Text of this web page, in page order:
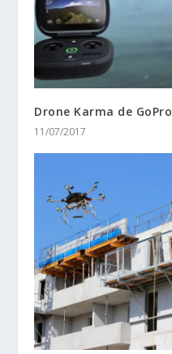
Drone Karma de GoPro
11/07/2017